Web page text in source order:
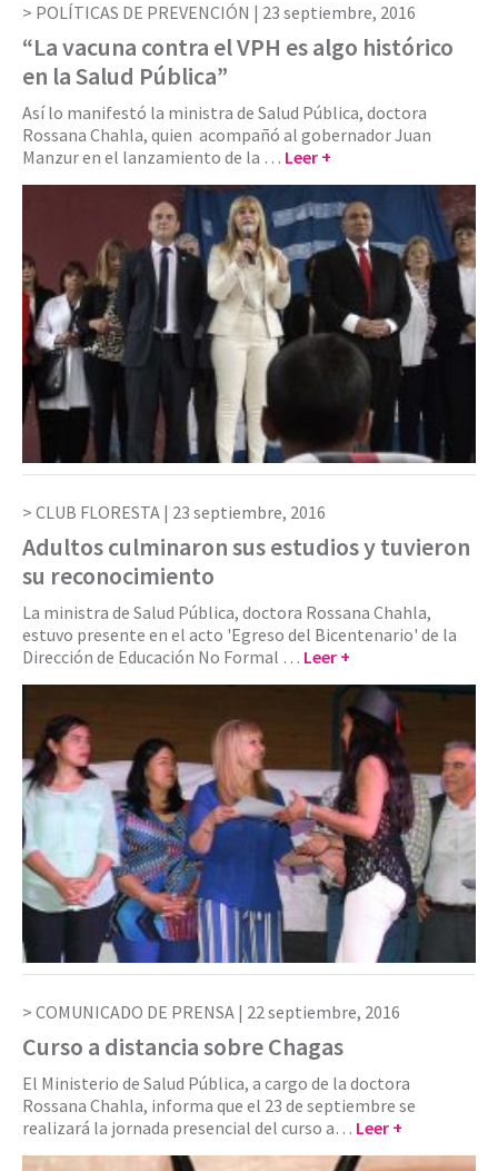
POLÍTICAS DE PREVENCIÓN | 23 septiembre, 2016
“La vacuna contra el VPH es algo histórico
en la Salud Pública”
Así lo manifestó la ministra de Salud Pública, doctora
Rossana Chahla, quien acompañó al gobernador Juan
Manzur en el lanzamiento de la … Leer +
CLUB FLORESTA | 23 septiembre, 2016
Adultos culminaron sus estudios y tuvieron
su reconocimiento
La ministra de Salud Pública, doctora Rossana Chahla,
estuvo presente en el acto 'Egreso del Bicentenario' de la
Dirección de Educación No Formal … Leer +
COMUNICADO DE PRENSA | 22 septiembre, 2016
Curso a distancia sobre Chagas
El Ministerio de Salud Pública, a cargo de la doctora
Rossana Chahla, informa que el 23 de septiembre se
realizará la jornada presencial del curso a… Leer +